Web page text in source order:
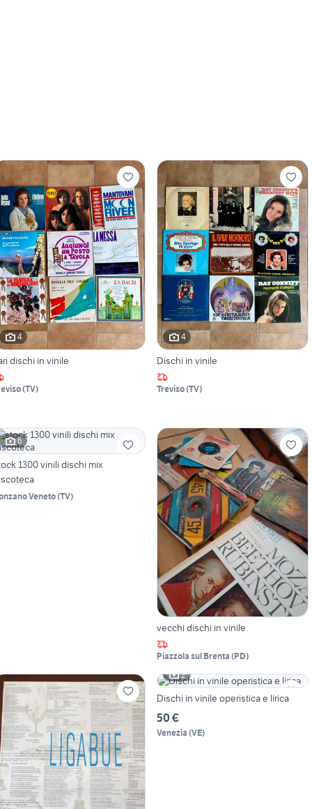
4
dischi in vinile
(TV)
4
Dischi in vinile
Treviso(TV)
6
1300 vinili dischi mix
Veneto(TV)
vecchi dischi in vinile
Piazzola sul Brenta (PD)
2
Dischi in vinile operistica e lirica
50 €
Venezia (VE)